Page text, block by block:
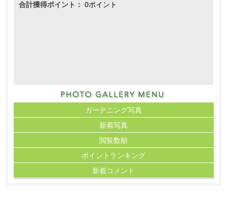
合計獲得ポイント： 0ポイント
ガーデニング写真
新着写真
閲覧数順
ポイント ランキング
新着コメント